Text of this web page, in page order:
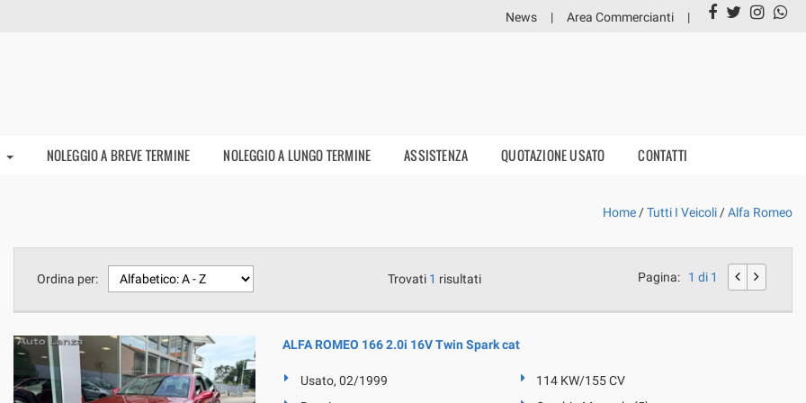
News Area Commercianti
NOLEGGIO A BREVE TERMINE NOLEGGIO A LUNGO TERMINE ASSISTENZA QUOTAZIONE USATO CONTATTI
Home /Tutti I Veicoli /Alfa Romeo
Ordina per: Trovati 1 risultati Pagina: 1 di 1
ALFA ROMEO 166 2.0i 16V Twin Spark cat
Usato, 02/1999
114 KW/155 CV